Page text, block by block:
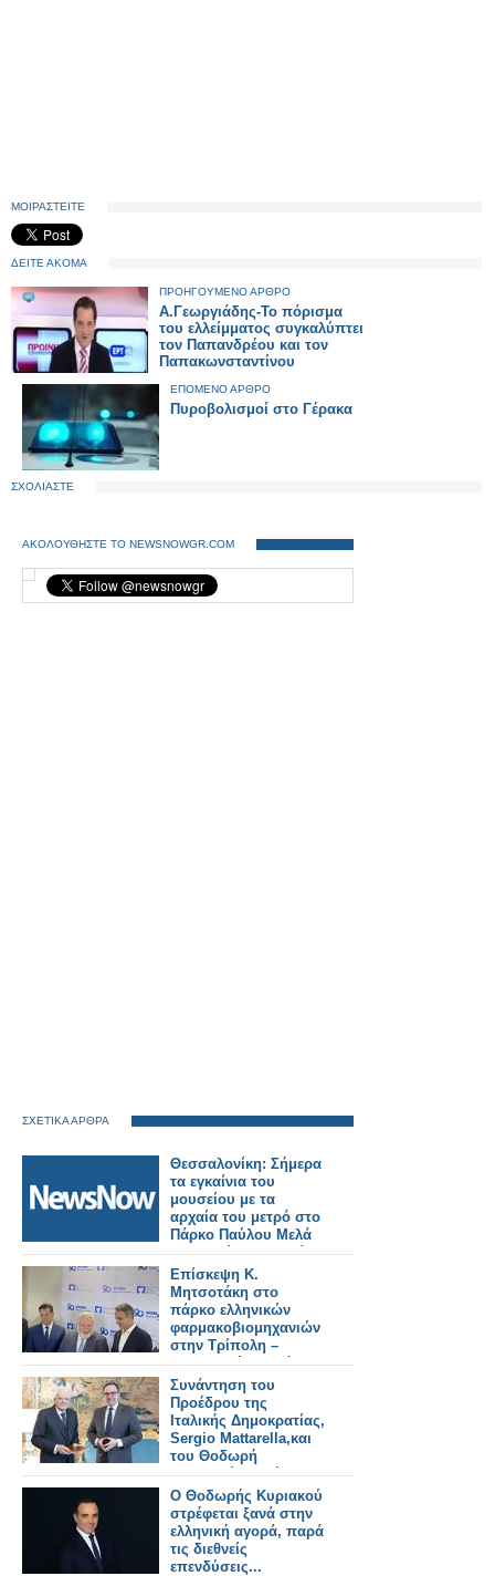
ΜΟΙΡΑΣΤΕΙΤΕ
ΔΕΙΤΕ ΑΚΟΜΑ
ΠΡΟΗΓΟΥΜΕΝΟ ΑΡΘΡΟ
Α.Γεωργιάδης-Το πόρισμα
του ελλείμματος συγκαλύπτει
τον Παπανδρέου και τον
Παπακωνσταντίνου
ΕΠΟΜΕΝΟ ΑΡΘΡΟ
Πυροβολισμοί στο Γέρακα
ΣΧΟΛΙΑΣΤΕ
ΑΚΟΛΟΥΘΗΣΤΕ ΤΟ NEWSNOWGR.COM
ΣΧΕΤΙΚΑ ΑΡΘΡΑ
Θεσσαλονίκη: Σήμερα
τα εγκαίνια του
μουσείου με τα
αρχαία του μετρό στο
Πάρκο Παύλου Μελά
παρουσία Μητσοτάκη
– Μενδώνη.
Επίσκεψη Κ.
Μητσοτάκη στο
πάρκο ελληνικών
φαρμακοβιομηχανιών
στην Τρίπολη –
Παραγωγή φαρμάκων
για όλη την Ευρώπη
Συνάντηση του
Προέδρου της
Ιταλικής Δημοκρατίας,
Sergio Mattarella,και
του Θοδωρή
Κυριακού, Προέδρου
του Ομίλου Antenna,
στη Ρώμη
Ο Θοδωρής Κυριακού
στρέφεται ξανά στην
ελληνική αγορά, παρά
τις διεθνείς
επενδύσεις...